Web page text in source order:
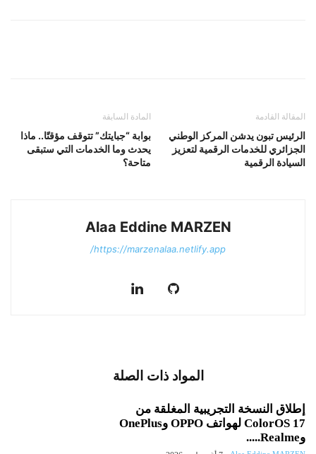
المادة السابقة
بوابة “جبايتك” تتوقف مؤقتًا.. ماذا
يحدث وما الخدمات التي ستبقى
متاحة؟
المقالة القادمة
الرئيس تبون يدشن المركز الوطني
الجزائري للخدمات الرقمية لتعزيز
السيادة الرقمية
Alaa Eddine MARZEN
https://marzenalaa.netlify.app/
المواد ذات الصلة
إطلاق النسخة التجريبية المغلقة من
ColorOS 17 لهواتف OPPO وOnePlus
وRealme.....